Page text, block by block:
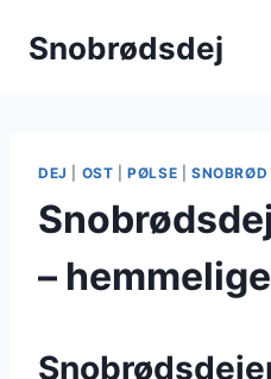
Snobrødsdej
DEJ OST |PØLSE SNOBRØD
–